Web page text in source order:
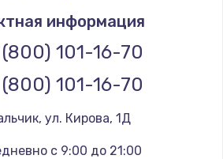
информация
(800) 101-16-70
(800) 101-16-70
, ул. Кирова, 1Д
с 9:00 до 21:00